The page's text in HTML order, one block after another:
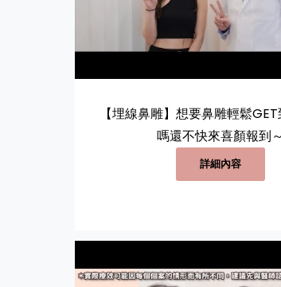
【埋線鼻雕】想要鼻雕輕鬆
嗎還不快來喜顏報到～
詳細內容